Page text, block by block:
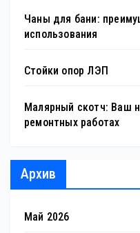
Чаны для бани:
использования
Стойки опор ЛЭП
Малярный скотч: Ваш
ремонтных работах
Архив
Май 2026